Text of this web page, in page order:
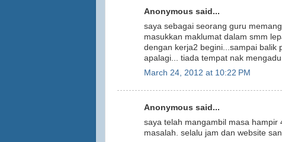
Anonymous said...
saya sebagai seorang guru
masukkan maklumat dalam smm
dengan kerja2 begini...sampai balik
apalagi... tiada tempat nak
March 24, 2012 at 10:22 PM
Anonymous said...
saya telah mangambil masa
masalah. selalu jam dan website